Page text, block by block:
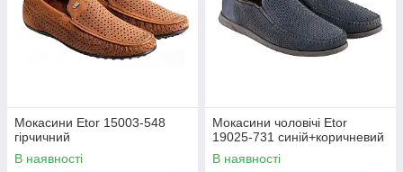
Мокасини Etor 15003-548
гірчичний
В наявності
Мокасини чоловічі Etor
19025-731 синій+коричневий
В наявності